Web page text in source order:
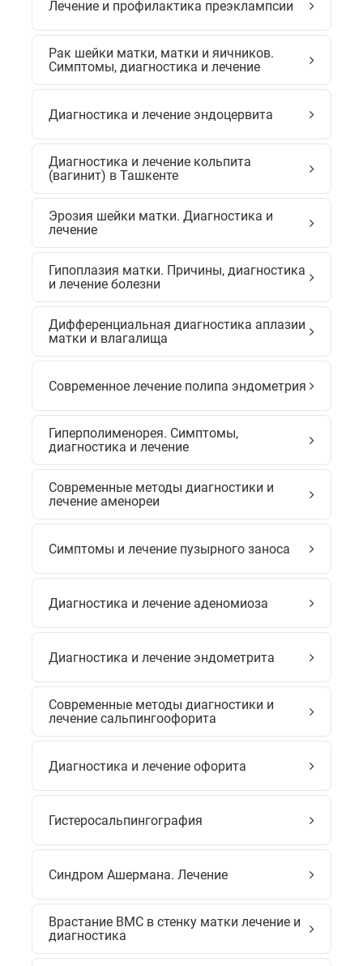
Лечение и профилактика преэклампсии
Рак шейки матки, матки и яичников.
Симптомы, диагностика и лечение
Диагностика и лечение эндоцервита
Диагностика и лечение кольпита
(вагинит) в Ташкенте
Эрозия шейки матки. Диагностика и
лечение
Гипоплазия матки. Причины, диагностика
и лечение болезни
Дифференциальная диагностика аплазии
матки и влагалища
Современное лечение полипа эндометрия
Гиперполименорея. Симптомы,
диагностика и лечение
Современные методы диагностики и
лечение аменореи
Симптомы и лечение пузырного заноса
Диагностика и лечение аденомиоза
Диагностика и лечение эндометрита
Современные методы диагностики и
лечение сальпингоофорита
Диагностика и лечение офорита
Гистеросальпингография
Синдром Ашермана. Лечение
Врастание ВМС в стенку матки лечение и
диагностика